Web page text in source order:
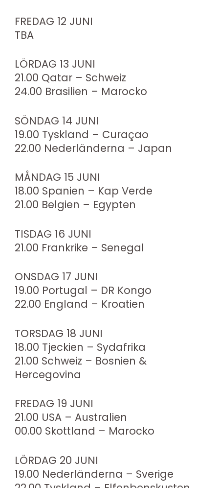
FREDAG 12 JUNI
TBA
LÖRDAG 13 JUNI
21.00 Qatar – Schweiz
24.00 Brasilien – Marocko
SÖNDAG 14 JUNI
19.00 Tyskland – Curaçao
22.00 Nederländerna – Japan
MÅNDAG 15 JUNI
18.00 Spanien – Kap Verde
21.00 Belgien – Egypten
TISDAG 16 JUNI
21.00 Frankrike – Senegal
ONSDAG 17 JUNI
19.00 Portugal – DR Kongo
22.00 England – Kroatien
TORSDAG 18 JUNI
18.00 Tjeckien – Sydafrika
21.00 Schweiz – Bosnien &
Hercegovina
FREDAG 19 JUNI
21.00 USA – Australien
00.00 Skottland – Marocko
LÖRDAG 20 JUNI
19.00 Nederländerna – Sverige